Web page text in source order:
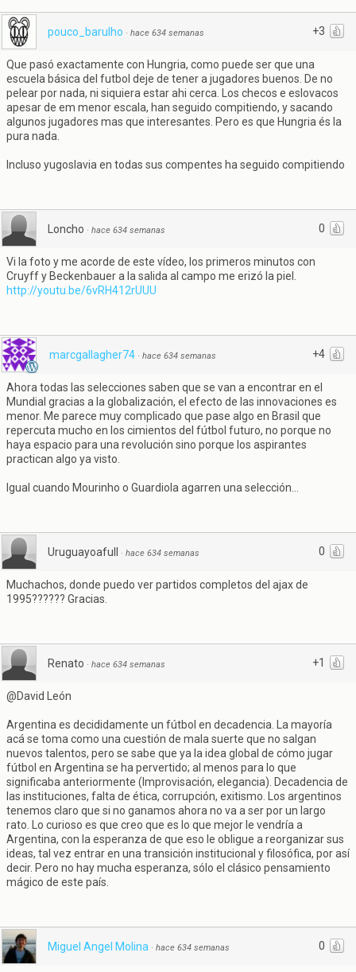
+3
pouco_barulho · hace 634 semanas
Que pasó exactamente con Hungria, como puede ser que una
escuela básica del futbol deje de tener a jugadores buenos. De no
pelear por nada, ni siquiera estar ahi cerca. Los checos e eslovacos
apesar de em menor escala, han seguido compitiendo, y sacando
algunos jugadores mas que interesantes. Pero es que Hungria és la
pura nada.
Incluso yugoslavia en todas sus compentes ha seguido compitiendo
0
Loncho · hace 634 semanas
Vi la foto y me acorde de este vídeo, los primeros minutos con
Cruyff y Beckenbauer a la salida al campo me erizó la piel.
http://youtu.be/6vRH412rUUU
+4
marcgallagher74 · hace 634 semanas
Ahora todas las selecciones saben que se van a encontrar en el
Mundial gracias a la globalización, el efecto de las innovaciones es
menor. Me parece muy complicado que pase algo en Brasil que
repercuta mucho en los cimientos del fútbol futuro, no porque no
haya espacio para una revolución sino porque los aspirantes
practican algo ya visto.
Igual cuando Mourinho o Guardiola agarren una selección...
0
Uruguayoafull · hace 634 semanas
Muchachos, donde puedo ver partidos completos del ajax de
1995?????? Gracias.
+1
Renato · hace 634 semanas
@David León
Argentina es decididamente un fútbol en decadencia. La mayoría
acá se toma como una cuestión de mala suerte que no salgan
nuevos talentos, pero se sabe que ya la idea global de cómo jugar
fútbol en Argentina se ha pervertido; al menos para lo que
significaba anteriormente (Improvisación, elegancia). Decadencia de
las instituciones, falta de ética, corrupción, exitismo. Los argentinos
tenemos claro que si no ganamos ahora no va a ser por un largo
rato. Lo curioso es que creo que es lo que mejor le vendría a
Argentina, con la esperanza de que eso le obligue a reorganizar sus
ideas, tal vez entrar en una transición institucional y filosófica, por así
decir. Pero no hay mucha esperanza, sólo el clásico pensamiento
mágico de este país.
0
Miguel Angel Molina · hace 634 semanas